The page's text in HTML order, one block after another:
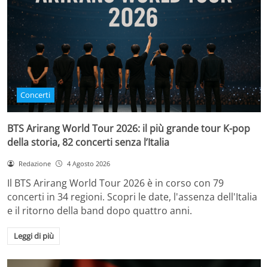
Concerti
BTS Arirang World Tour 2026: il più grande tour K-pop
della storia, 82 concerti senza l’Italia
Redazione 4 Agosto 2026
Il BTS Arirang World Tour 2026 è in corso con 79
concerti in 34 regioni. Scopri le date, l'assenza dell'Italia
e il ritorno della band dopo quattro anni.
Leggi di più